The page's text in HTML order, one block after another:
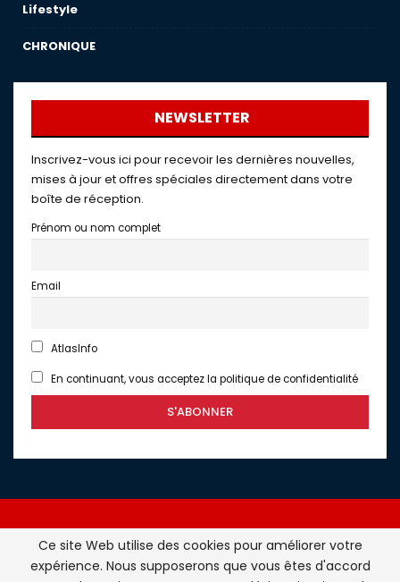
Lifestyle
CHRONIQUE
NEWSLETTER
Inscrivez-vous ici pour recevoir les dernières nouvelles,
mises à jour et offres spéciales directement dans votre
boîte de réception.
Prénom ou nom complet
Email
AtlasInfo
En continuant, vous acceptez la politique de confidentialité
Atlasinfo.fr : l'essentiel de l'actualité de la France et du
Ce site Web utilise des cookies pour améliorer votre
expérience. Nous supposerons que vous êtes d'accord